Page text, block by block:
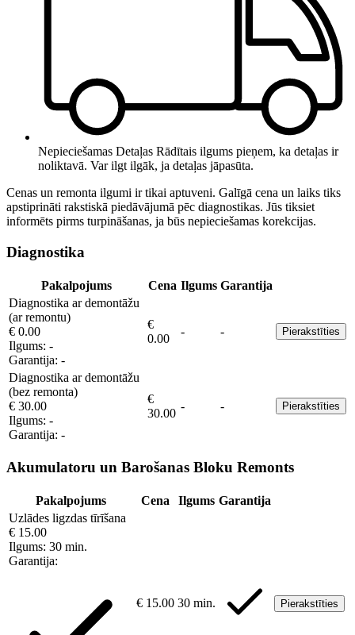
Nepieciešamas Detaļas Rādītais ilgums pieņem, ka detaļas ir
noliktavā. Var ilgt ilgāk, ja detaļas jāpasūta.
Cenas un remonta ilgumi ir tikai aptuveni. Galīgā cena un laiks tiks
apstiprināti rakstiskā piedāvājumā pēc diagnostikas. Jūs tiksiet
informēts pirms turpināšanas, ja būs nepieciešamas korekcijas.
Diagnostika
Pakalpojums Cena Ilgums Garantija
Diagnostika ar demontāžu
(ar remontu)
€ 0.00
Ilgums: -
Garantija: -
€
0.00
- - Pierakstīties
Diagnostika ar demontāžu
(bez remonta)
€ 30.00
Ilgums: -
Garantija: -
€
30.00
- - Pierakstīties
Akumulatoru un Barošanas Bloku Remonts
Pakalpojums Cena Ilgums Garantija
Uzlādes ligzdas tīrīšana
€ 15.00
Ilgums: 30 min.
Garantija:
€ 15.00 30 min. Pierakstīties